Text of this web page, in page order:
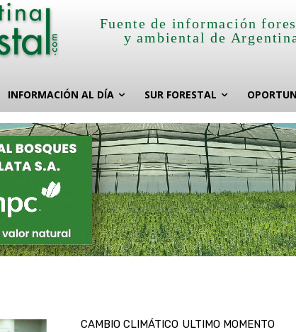
Fuente de información
y ambiental de
INFORMACIÓN AL DÍA SUR FORESTAL
CAMBIO CLIMÁTICO ULTIMO MOMENTO